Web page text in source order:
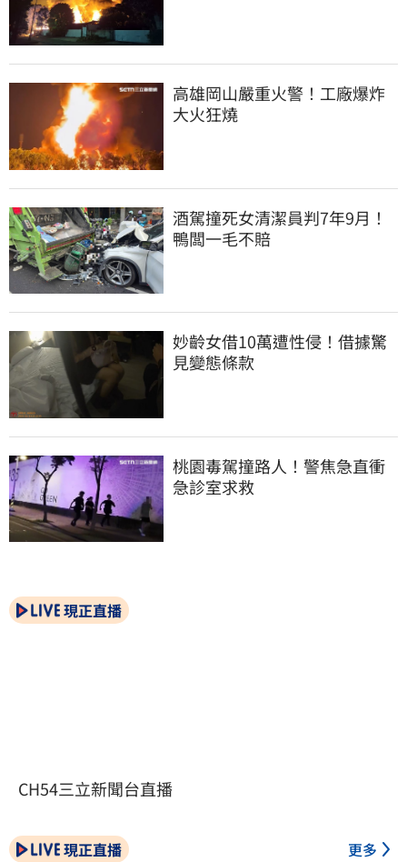
高雄岡山嚴重火警！工廠爆炸
大火狂燒
酒駕撞死女清潔員判7年9月！
鴨闆一毛不賠
妙齡女借10萬遭性侵！借據驚
見變態條款
桃園毒駕撞路人！警焦急直衝
急診室求救
現正直播
CH54三立新聞台直播
現正直播 更多